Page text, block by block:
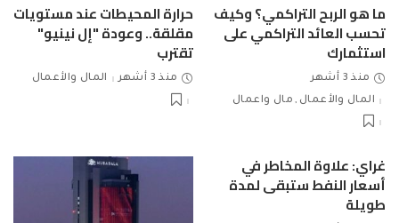
ما هو الربح التراكمي؟ وكيف
تحسب العائد التراكمي على
استثمارك
منذ 3 أشهر
المال والأعمال
مال واعمال
حرارة المحيطات عند مستويات
مقلقة.. وعودة "إل نينيو"
تقترب
منذ 3 أشهر المال والأعمال
غراي: علاوة المخاطر في
أسعار النفط ستبقى لمدة
طويلة